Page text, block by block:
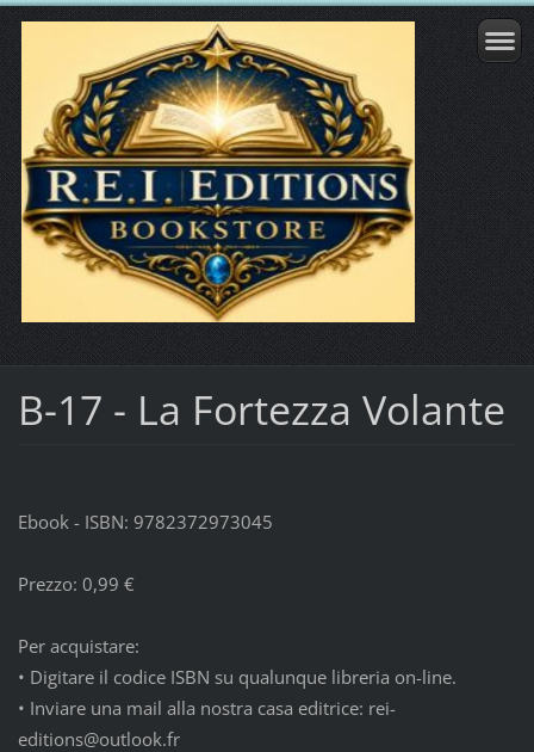
B-17 - La Fortezza Volante
Ebook - ISBN: 9782372973045
Prezzo: 0,99 €
Per acquistare:
• Digitare il codice ISBN su qualunque libreria on-line.
• Inviare una mail alla nostra casa editrice: rei-
editions@outlook.fr